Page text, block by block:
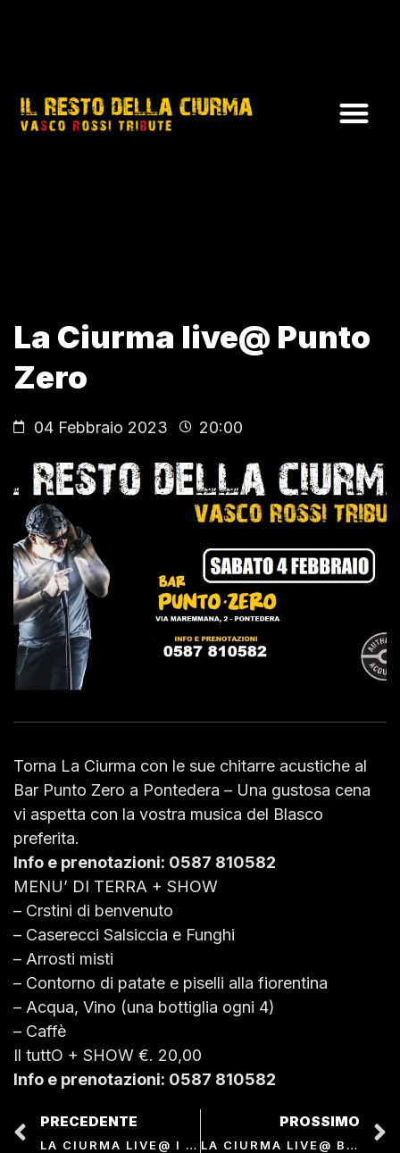
La Ciurma live@ Punto
Zero
04 Febbraio 2023 20:00
Torna La Ciurma con le sue chitarre acustiche al
Bar Punto Zero a Pontedera – Una gustosa cena
vi aspetta con la vostra musica del Blasco
preferita.
Info e prenotazioni: 0587 810582
MENU’ DI TERRA + SHOW
– Crstini di benvenuto
– Caserecci Salsiccia e Funghi
– Arrosti misti
– Contorno di patate e piselli alla fiorentina
– Acqua, Vino (una bottiglia ogni 4)
– Caffè
Il tuttO + SHOW €. 20,00
Info e prenotazioni: 0587 810582
PRECEDENTE
LA CIURMA LIVE@ I TOSCANI
PROSSIMO
LA CIURMA LIVE@ BLACK SILK